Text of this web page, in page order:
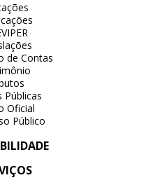
de Contas
Públicas
Oficial
Público